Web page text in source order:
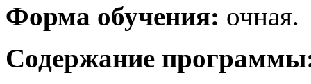
Форма обучения: очная.
Содержание